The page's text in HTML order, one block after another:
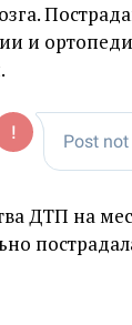
и
ДТП на